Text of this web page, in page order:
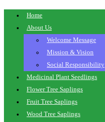
Home
About Us
Welcome Message
Mission & Vision
Social Responsibility
Medicinal Plant Seedlings
Flower Tree Saplings
Fruit Tree Saplings
Wood Tree Saplings